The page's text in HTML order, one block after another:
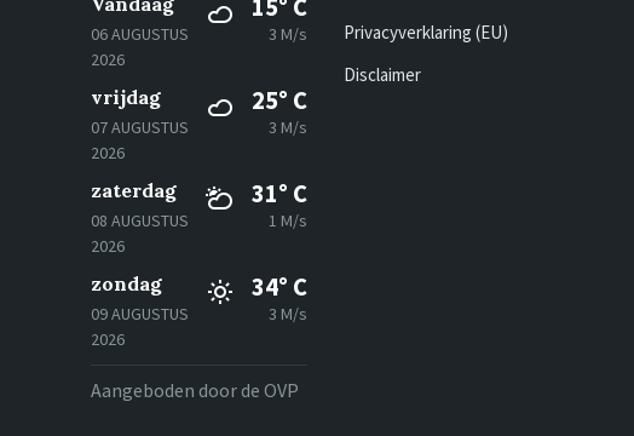
06 AUGUSTUS
2026
15° C
3 M/s
vrijdag
07 AUGUSTUS
2026
25° C
3 M/s
zaterdag
08 AUGUSTUS
2026
31° C
1 M/s
zondag
09 AUGUSTUS
2026
34° C
3 M/s
Aangeboden door de OVP
Privacyverklaring (EU)
Disclaimer